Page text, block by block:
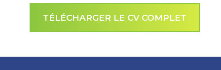
TÉLÉCHARGER LE CV COMPLET